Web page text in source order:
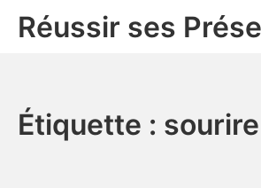
Réussir ses
Étiquette : sourire